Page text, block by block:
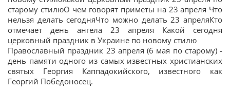
старому стилюО чем говорят приметы на 23 апреля Что
нельзя делать сегодняЧто можно делать 23 апреляКто
отмечает день ангела 23 апреля Какой сегодня
церковный праздник в Украине по новому стилю
Православный праздник 23 апреля (6 мая по старому) -
день памяти одного из самых известных христианских
святых Георгия Каппадокийского, известного как
Георгий Победоносец.